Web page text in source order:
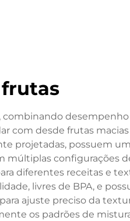
combinando
com desde frutas
projetadas, possuem
múltiplas configurações
diferentes receitas e
livres de BPA, e
ajuste preciso da
os padrões de